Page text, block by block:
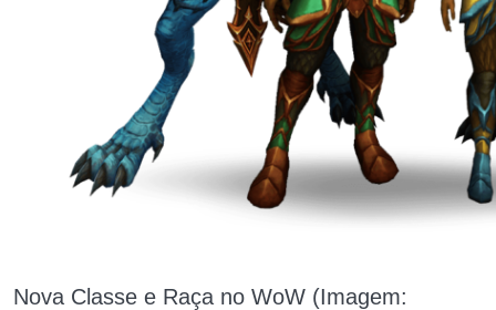
Nova Classe e Raça no WoW (Imagem: